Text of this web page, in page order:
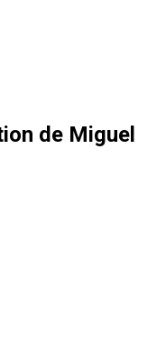
de Miguel